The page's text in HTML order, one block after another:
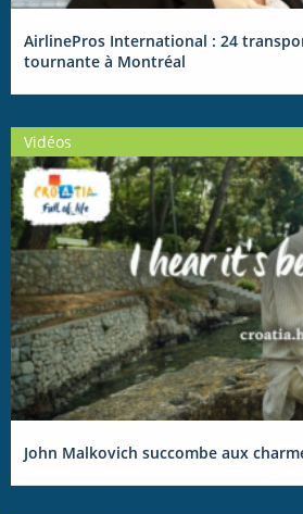
AirlinePros International : 24
tournante à Montréal
Vidéos
John Malkovich succombe aux